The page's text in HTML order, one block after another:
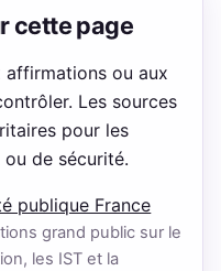
cette page
affirmations ou aux
Les sources
pour les
de sécurité.
publique France
grand public sur le
les IST et la